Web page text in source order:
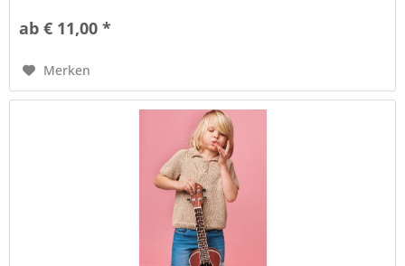
ab € 11,00 *
Merken